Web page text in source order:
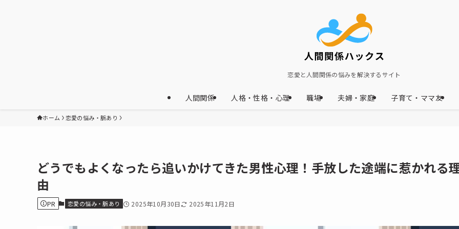
恋愛と人間関係の悩みを解決するサイト
人間関係 人格・性格・心理 職場 夫婦・家庭 子育て・ママ友
ホーム 恋愛の悩み・脈あり
どうでもよくなったら追いかけてきた男性心理！手放した途端に惹かれる
由
PR 恋愛の悩み・脈あり 2025年10月30日 2025年11月2日